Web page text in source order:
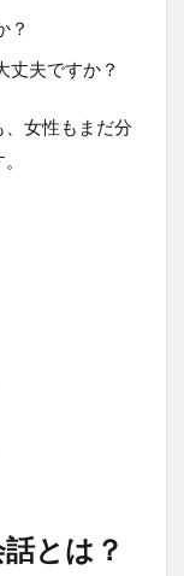
？
丈夫ですか？
、女性もまだ分
とは？